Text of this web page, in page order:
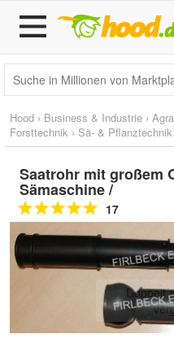
Hood › Business & Industrie ›
Forsttechnik › Sä- & Pflanztechnik
Saatrohr mit großem
Sämaschine /
17
Doppelt